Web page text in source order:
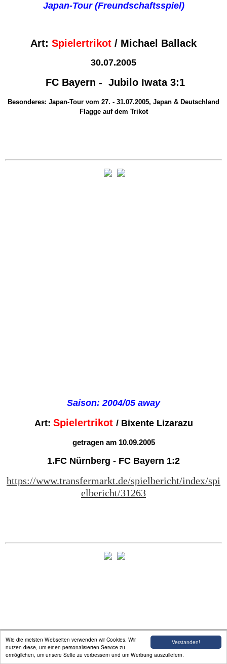
Verstanden!
Wie die meisten Webseiten verwenden wir Cookies. Wir
nutzen diese, um einen personalisierten Service zu
ermöglichen, um unsere Seite zu verbessern und um Werbung auszuliefern.
Japan-Tour (Freundschaftsspiel)
Art: Spielertrikot / Michael Ballack
30.07.2005
FC Bayern - Jubilo Iwata 3:1
Besonderes: Japan-Tour vom 27. - 31.07.2005, Japan & Deutschland
Flagge auf dem Trikot
Saison: 2004/05 away
Art: Spielertrikot / Bixente Lizarazu
getragen am 10.09.2005
1.FC Nürnberg - FC Bayern 1:2
https://www.transfermarkt.de/spielbericht/index/spi
elbericht/31263